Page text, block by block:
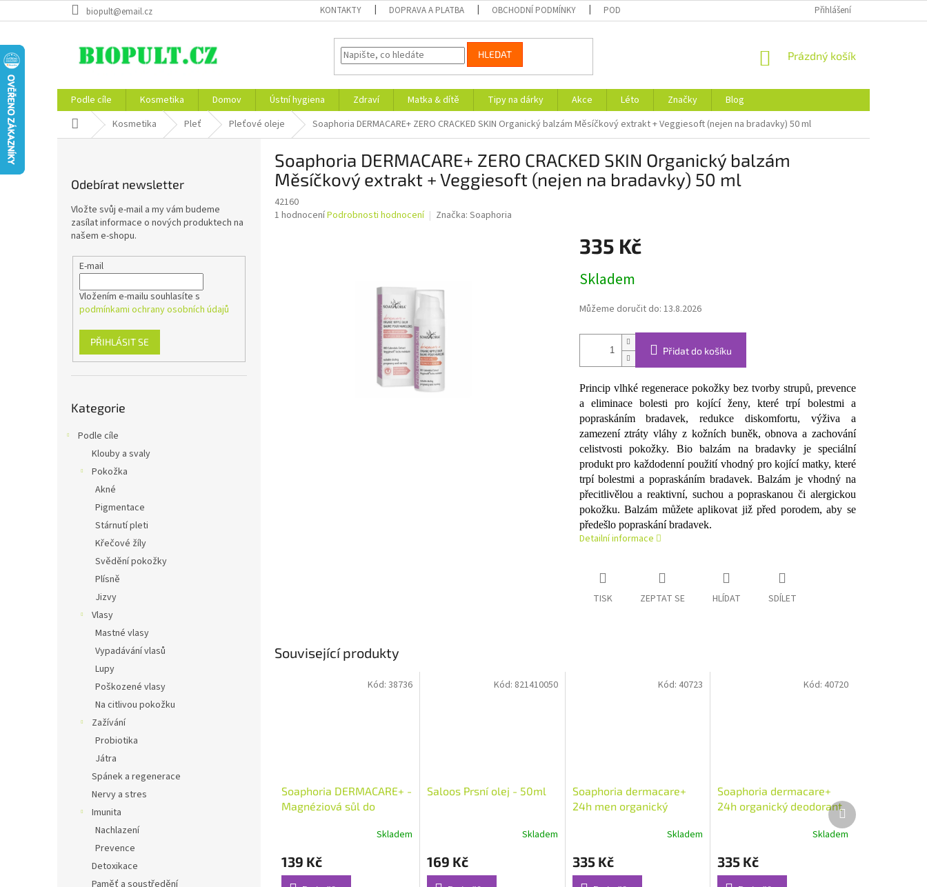
na
biopult@email.cz KONTAKTY DOPRAVA A PLATBA OBCHODNÍ PODMÍNKY PODMÍNKY OCHRANY OSOBNÍCH ÚDAJŮ Přihlášení
HLEDAT
NÁKUPNÍ
Prázdný košík
Podle cíle Kosmetika Domov Ústní hygiena Zdraví Matka & dítě Tipy na dárky Akce Léto Značky
Blog
Domů Kosmetika Pleť Pleťové oleje Soaphoria DERMACARE+ ZERO CRACKED SKIN Organický balzám Měsíčkový extrakt + Veggiesoft (nejen na bradavky) 50 ml
Odebírat newsletter
Vložte svůj e-mail a my vám budeme
zasílat informace o nových produktech na
našem e-shopu.
E-mail
Vložením e-mailu souhlasíte s
podmínkami ochrany osobních údajů
PŘIHLÁSIT SE
kategorie
Kategorie
Podle cíle
Klouby a svaly
Pokožka
Akné
Pigmentace
Stárnutí pleti
Křečové žíly
Svědění pokožky
Plísně
Jizvy
Vlasy
Mastné vlasy
Vypadávání vlasů
Lupy
Poškozené vlasy
Na citlivou pokožku
Zažívání
Probiotika
Játra
Spánek a regenerace
Nervy a stres
Imunita
Nachlazení
Prevence
Detoxikace
Soaphoria DERMACARE+ ZERO CRACKED SKIN Organický balzám
Měsíčkový extrakt + Veggiesoft (nejen na bradavky) 50 ml
42160
Průměrné
1 hodnoceníPodrobnosti hodnocení Značka: Soaphoria
335 Kč
cena:
Skladem
Můžeme doručit do: 13.8.2026
Přidat do košíku
Princip vlhké regenerace pokožky bez tvorby strupů, prevence
a eliminace bolesti pro kojící ženy, které trpí bolestmi a
popraskáním bradavek, redukce diskomfortu, výživa a
zamezení ztráty vláhy z kožních buněk, obnova a zachování
celistvosti pokožky. Bio balzám na bradavky je speciální
produkt pro každodenní použití vhodný pro kojící matky, které
trpí bolestmi a popraskáním bradavek. Balzám je vhodný na
přecitlivělou a reaktivní, suchou a popraskanou či alergickou
pokožku. Balzám můžete aplikovat již před porodem, aby se
předešlo popraskání bradavek.
Detailní informace
TISK ZEPTAT SE HLÍDAT SDÍLET
Související produkty
Soaphoria DERMACARE+ -
Magnéziová sůl do
produktu
je
Skladem
139 Kč
Kód: 38736
Saloos Prsní olej - 50ml
produktu
je
Skladem
169 Kč
Kód: 821410050
Soaphoria dermacare+
24h men organický
probiotiky - cardamom &
produktu
je
Skladem
335 Kč
Kód: 40723
Soaphoria dermacare+
24h organický deodorant
s prebiotiky a probiotiky -
jasmine & black currant
produktu
je
Skladem
335 Kč
Kód: 40720
Další
produkt